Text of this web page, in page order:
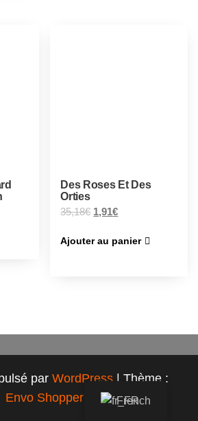
Des Roses Et Des
Orties
35,18€ 1,91€
Ajouter au panier
par WordPress | Thème :
Envo Shopper
French